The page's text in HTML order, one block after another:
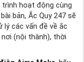
hoạt động cùng
bản, Ắc Quy 247 sẽ
lý các vấn đề về ắc
(nội thành), thời